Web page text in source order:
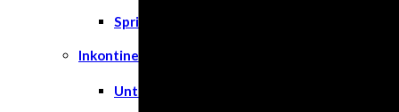
Spritzen
Inkontinenz
Unterlagen